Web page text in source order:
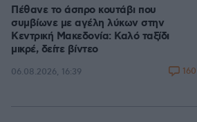
Πέθανε το άσπρο κουτάβι που
συμβίωνε με αγέλη λύκων στην
Κεντρική Μακεδονία: Καλό ταξίδι
μικρέ, δείτε βίντεο
06.08.2026, 16:39 160